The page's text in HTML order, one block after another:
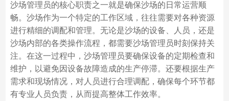
沙场管理员的核心职责之一就是确保沙场的日常运营顺
畅。沙场作为一个特定的工作区域，往往需要对各种资源
进行精细的调配和管理。无论是沙场的设备、人员，还是
沙场内部的各类操作流程，都需要沙场管理员时刻保持关
注。在这一过程中，沙场管理员要确保设备的定期检查和
维护，以避免因设备故障造成的生产停滞。还要根据生产
需求和现场情况，对人员进行合理调配，确保每个环节都
有专业人员负责，从而提高整体工作效率。